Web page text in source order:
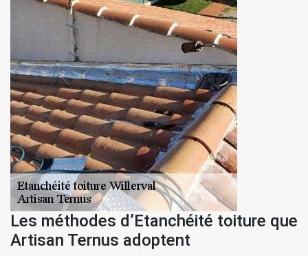
Les méthodes d’Etanchéité toiture que
Artisan Ternus adoptent